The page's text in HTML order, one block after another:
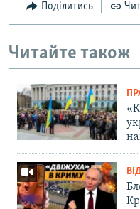
Поділитись
Читайте також